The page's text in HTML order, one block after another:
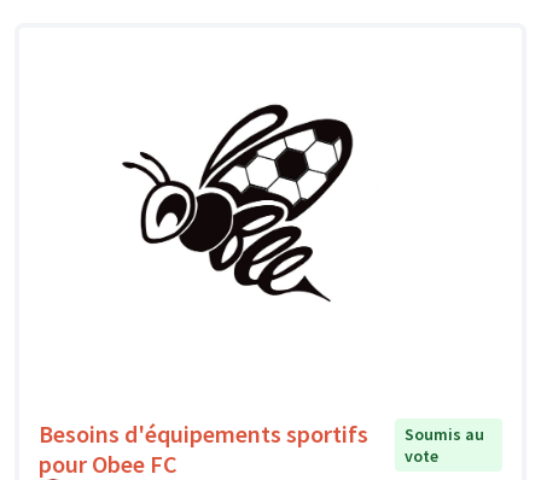
Besoins d'équipements sportifs
pour Obee FC
Soumis au
vote